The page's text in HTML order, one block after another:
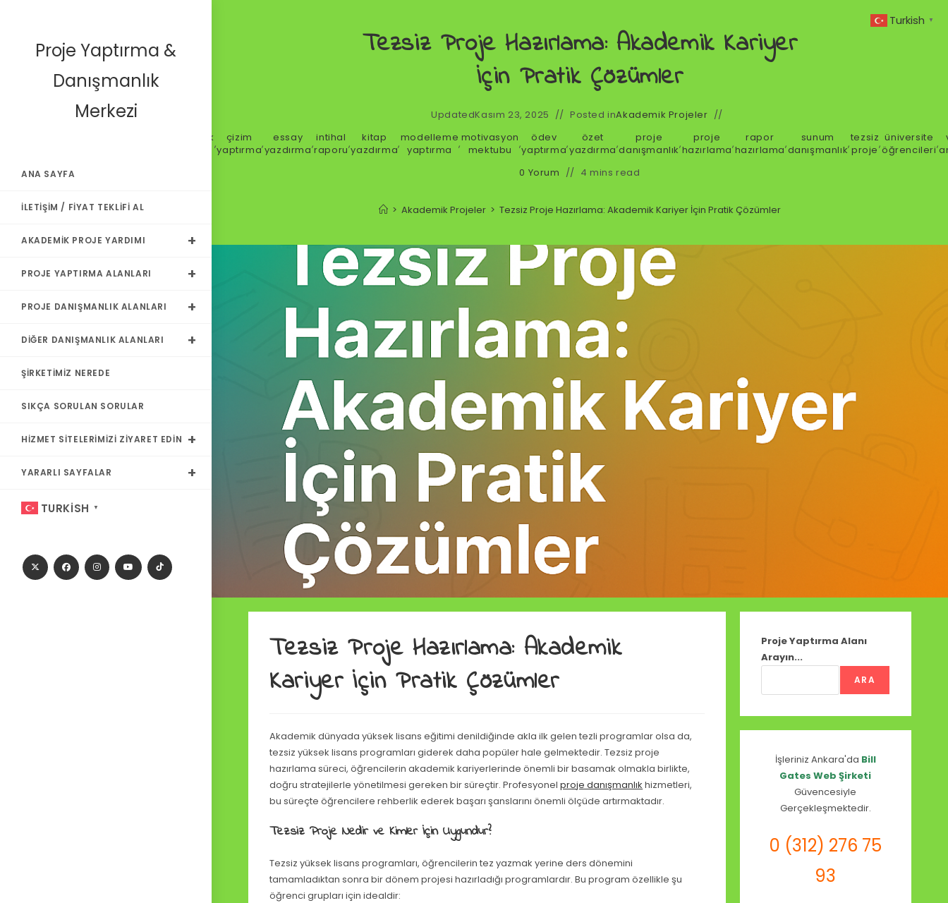
Proje Yaptırma &
Danışmanlık
Merkezi
ANA SAYFA
İLETIŞIM / FIYAT TEKLIFI AL
AKADEMIK PROJE YARDIMI
PROJE YAPTIRMA ALANLARI
PROJE DANIŞMANLIK ALANLARI
DIĞER DANIŞMANLIK ALANLARI
ŞIRKETIMIZ NEREDE
SIKÇA SORULAN SORULAR
HIZMET SITELERIMIZI ZIYARET EDIN
YARARLI SAYFALAR
TURKISH ▼
Tezsiz Proje Hazırlama: Akademik Kariyer
İçin Pratik Çözümler
UpdatedKasım 23, 2025 Posted inAkademik Projeler
akademik,
çizim
yaptırma,
essay
yazdırma, intihal
raporu,
kitap
yazdırma,modelleme
yaptırma ,motivasyon
mektubu
,
ödev
yaptırma,
özet
yazdırma,
proje
danışmanlık,
proje
hazırlama,
rapor
hazırlama,
sunum
danışmanlık,tezsiz
proje, üniversite
öğrencileri,
0 Yorum
4 mins read
> Akademik Projeler > Tezsiz Proje Hazırlama: Akademik Kariyer İçin Pratik Çözümler
Tezsiz Proje Hazırlama: Akademik
Kariyer İçin Pratik Çözümler
Akademik dünyada yüksek lisans eğitimi denildiğinde akla ilk gelen tezli programlar olsa da,
tezsiz yüksek lisans programları giderek daha popüler hale gelmektedir. Tezsiz proje
hazırlama süreci, öğrencilerin akademik kariyerlerinde önemli bir basamak olmakla birlikte,
doğru stratejilerle yönetilmesi gereken bir süreçtir. Profesyonelproje danışmanlık hizmetleri,
bu süreçte öğrencilere rehberlik ederek başarı şanslarını önemli ölçüde artırmaktadır.
Tezsiz Proje Nedir ve Kimler İçin Uygundur?
Tezsiz yüksek lisans programları, öğrencilerin tez yazmak yerine ders dönemini
tamamladıktan sonra bir dönem projesi hazırladığı programlardır. Bu program özellikle şu
öğrenci grupları için idealdir:
Proje Yaptırma Alanı
Arayın...
ARA
İşleriniz Ankara'da Bill
Gates Web Şirketi
Güvencesiyle
Gerçekleşmektedir.
0 (312) 276 75
93
Turkish ▼